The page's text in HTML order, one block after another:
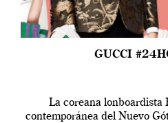
GUCCI
La coreana lonboardista
contemporánea del Nuevo